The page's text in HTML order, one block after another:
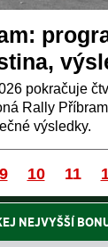
pokračuje
Rally
výsledky.
První
9 10 11
NEJVYŠŠÍ